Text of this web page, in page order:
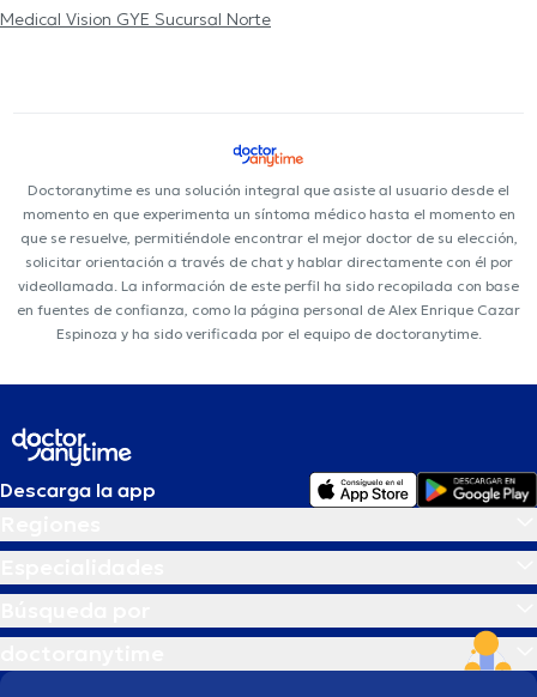
Medical Vision GYE Sucursal Norte
Doctoranytime es una solución integral que asiste al usuario desde el
momento en que experimenta un síntoma médico hasta el momento en
que se resuelve, permitiéndole encontrar el mejor doctor de su elección,
solicitar orientación a través de chat y hablar directamente con él por
videollamada. La información de este perfil ha sido recopilada con base
en fuentes de confianza, como la página personal de Alex Enrique Cazar
Espinoza y ha sido verificada por el equipo de doctoranytime.
Descarga la app